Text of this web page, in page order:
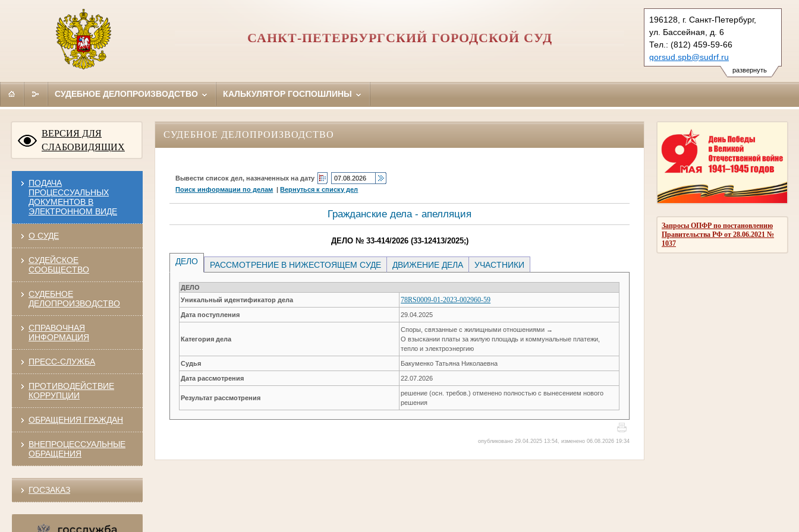
развернуть
196128, г. Санкт-Петербург,
ул. Бассейная, д. 6
Тел.: (812) 459-59-66
gorsud.spb@sudrf.ru
показать на карте
САНКТ-ПЕТЕРБУРГСКИЙ ГОРОДСКОЙ СУД
СУДЕБНОЕ ДЕЛОПРОИЗВОДСТВО КАЛЬКУЛЯТОР ГОСПОШЛИНЫ
ВЕРСИЯ ДЛЯ
СЛАБОВИДЯЩИХ
ПОДАЧА
ПРОЦЕССУАЛЬНЫХ
ДОКУМЕНТОВ В
ЭЛЕКТРОННОМ ВИДЕ
О СУДЕ
СУДЕЙСКОЕ
СООБЩЕСТВО
СУДЕБНОЕ
ДЕЛОПРОИЗВОДСТВО
СПРАВОЧНАЯ
ИНФОРМАЦИЯ
ПРЕСС-СЛУЖБА
ПРОТИВОДЕЙСТВИЕ
КОРРУПЦИИ
ОБРАЩЕНИЯ ГРАЖДАН
ВНЕПРОЦЕССУАЛЬНЫЕ
ОБРАЩЕНИЯ
ГОСЗАКАЗ
Запросы ОПФР по постановлению
Правительства РФ от 28.06.2021 №
1037
СУДЕБНОЕ ДЕЛОПРОИЗВОДСТВО
Вывести список дел, назначенных на дату
Поиск информации по делам |Вернуться к списку дел
Гражданские дела - апелляция
ДЕЛО № 33-414/2026 (33-12413/2025;)
ДЕЛО РАССМОТРЕНИЕ В НИЖЕСТОЯЩЕМ СУДЕ ДВИЖЕНИЕ ДЕЛА УЧАСТНИКИ
ДЕЛО
Уникальный идентификатор дела
78RS0009-01-2023-002960-59
Дата поступления 29.04.2025
Категория дела
Споры, связанные с жилищными отношениями →
О взыскании платы за жилую площадь и коммунальные платежи,
тепло и электроэнергию
Судья Бакуменко Татьяна Николаевна
Дата рассмотрения 22.07.2026
Результат рассмотрения
решение (осн. требов.) отменено полностью с вынесением нового
решения
опубликовано 29.04.2025 13:54, изменено 06.08.2026 19:34